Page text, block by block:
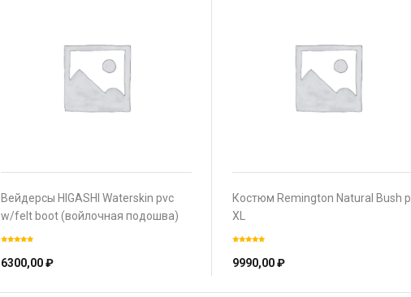
Вейдерсы HIGASHI Waterskin pvc
w/felt boot (войлочная подошва)
(XXXL)
6300,00₽
Костюм Remington Natural Bush р.
XL
9990,00₽